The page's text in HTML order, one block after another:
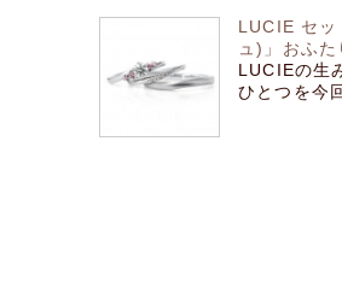
LUCIE セ
ュ)」おふ
LUCIEの生
ひとつを今